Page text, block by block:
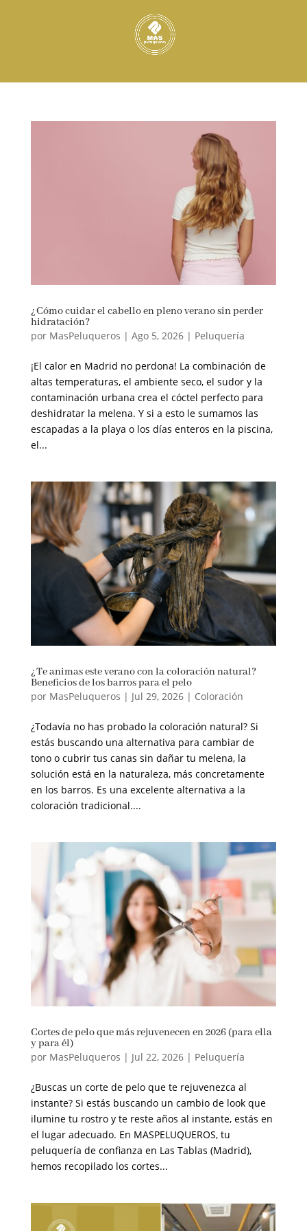
¿Cómo cuidar el cabello en pleno verano sin perder
hidratación?
por MasPeluqueros | Ago 5, 2026| Peluquería
¡El calor en Madrid no perdona! La combinación de
altas temperaturas, el ambiente seco, el sudor y la
contaminación urbana crea el cóctel perfecto para
deshidratar la melena. Y si a esto le sumamos las
escapadas a la playa o los días enteros en la piscina,
el...
¿Te animas este verano con la coloración natural?
Beneficios de los barros para el pelo
por MasPeluqueros | Jul 29, 2026| Coloración
¿Todavía no has probado la coloración natural? Si
estás buscando una alternativa para cambiar de
tono o cubrir tus canas sin dañar tu melena, la
solución está en la naturaleza, más concretamente
en los barros. Es una excelente alternativa a la
coloración tradicional....
Cortes de pelo que más rejuvenecen en 2026 (para ella
y para él)
por MasPeluqueros | Jul 22, 2026| Peluquería
¿Buscas un corte de pelo que te rejuvenezca al
instante? Si estás buscando un cambio de look que
ilumine tu rostro y te reste años al instante, estás en
el lugar adecuado. En MASPELUQUEROS, tu
peluquería de confianza en Las Tablas (Madrid),
hemos recopilado los cortes...